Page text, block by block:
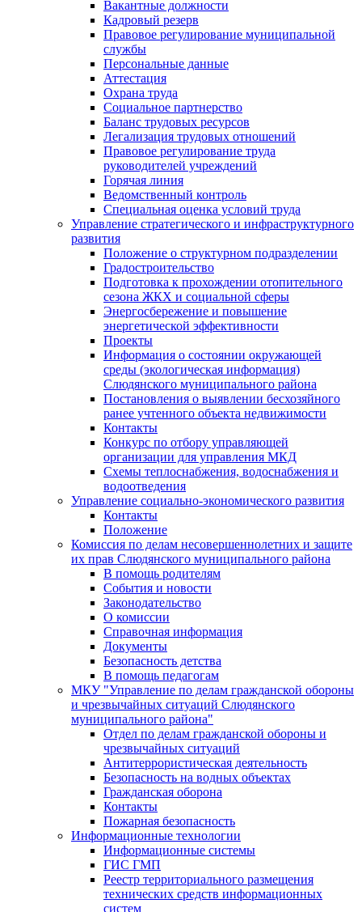
Вакантные должности
Кадровый резерв
Правовое регулирование муниципальной
службы
Персональные данные
Аттестация
Охрана труда
Социальное партнерство
Баланс трудовых ресурсов
Легализация трудовых отношений
Правовое регулирование труда
руководителей учреждений
Горячая линия
Ведомственный контроль
Специальная оценка условий труда
Управление стратегического и инфраструктурного
развития
Положение о структурном подразделении
Градостроительство
Подготовка к прохождении отопительного
сезона ЖКХ и социальной сферы
Энергосбережение и повышение
энергетической эффективности
Проекты
Информация о состоянии окружающей
среды (экологическая информация)
Слюдянского муниципального района
Постановления о выявлении бесхозяйного
ранее учтенного объекта недвижимости
Контакты
Конкурс по отбору управляющей
организации для управления МКД
Схемы теплоснабжения, водоснабжения и
водоотведения
Управление социально-экономического развития
Контакты
Положение
Комиссия по делам несовершеннолетних и защите
их прав Слюдянского муниципального района
В помощь родителям
События и новости
Законодательство
О комиссии
Справочная информация
Документы
Безопасность детства
В помощь педагогам
МКУ "Управление по делам гражданской обороны
и чрезвычайных ситуаций Слюдянского
муниципального района"
Отдел по делам гражданской обороны и
чрезвычайных ситуаций
Антитеррористическая деятельность
Безопасность на водных объектах
Гражданская оборона
Контакты
Пожарная безопасность
Информационные технологии
Информационные системы
ГИС ГМП
Реестр территориального размещения
технических средств информационных
систем